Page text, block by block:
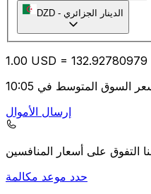
DZD - الدينار الجزائري
1.00 USD = 132.92780979
إرسال الأموال
حدد موعد مكالمة